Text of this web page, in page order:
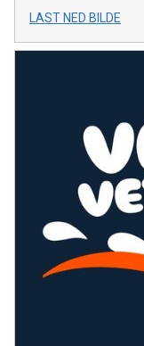
LAST NED BILDE